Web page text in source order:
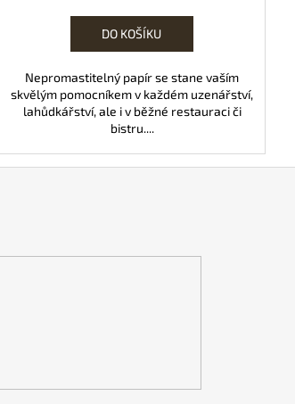
DO KOŠÍKU
Nepromastitelný papír se stane vaším
skvělým pomocníkem v každém uzenářství,
lahůdkářství, ale i v běžné restauraci či
bistru....